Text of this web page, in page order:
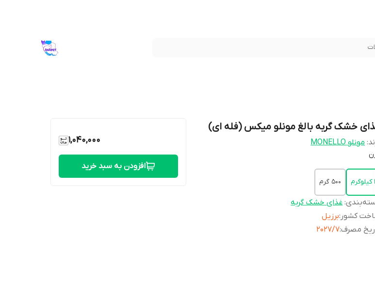
خشک گربه بالغ مونلو میکس (فله ای)
مونلو MONELLO
1 کیلوگرم 500 گرم
:غذای خشک گربه
کشور :برزیل
مصرف:
2027/7
1,040,000
افزودن به سبد خرید